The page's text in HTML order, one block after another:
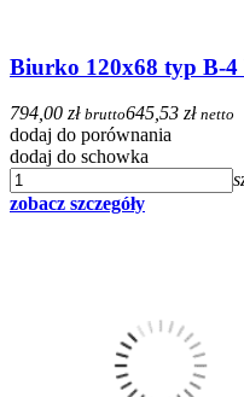
Biurko 120x68 typ B-
794,00 zł brutto645,53 zł netto
dodaj do porównania
dodaj do schowka
zobacz szczegóły